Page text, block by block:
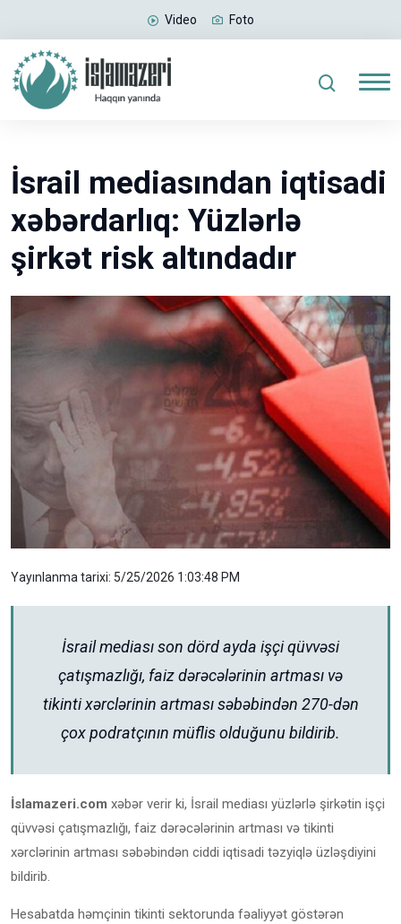
Video Foto
İsrail mediasından iqtisadi
xəbərdarlıq: Yüzlərlə
şirkət risk altındadır
Yayınlanma tarixi: 5/25/2026 1:03:48 PM
İsrail mediası son dörd ayda işçi qüvvəsi
çatışmazlığı, faiz dərəcələrinin artması və
tikinti xərclərinin artması səbəbindən 270-dən
çox podratçının müflis olduğunu bildirib.
İslamazeri.com xəbər verir ki, İsrail mediası yüzlərlə şirkətin işçi
qüvvəsi çatışmazlığı, faiz dərəcələrinin artması və tikinti
xərclərinin artması səbəbindən ciddi iqtisadi təzyiqlə üzləşdiyini
bildirib.
Hesabatda həmçinin tikinti sektorunda fəaliyyət göstərən